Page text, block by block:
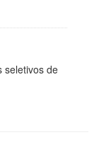
seletivos de